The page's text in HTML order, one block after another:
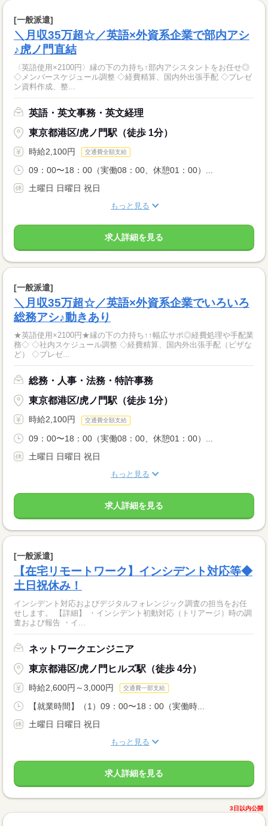
[一般派遣]
＼月収35万超☆／英語×外資系企業で部内アシ
♪虎ノ門直結
〈英語使用×2100円〉縁の下の力持ち↑部内アシスタントをお任せ◎
◇メンバースケジュール調整 ◇経費精算、国内外出張手配 ◇プレゼ
ン資料作成、整...
英語・英文事務・英文経理
東京都港区/虎ノ門駅（徒歩 1分）
時給2,100円 交通費全額支給
09：00〜18：00（実働08：00、休憩01：00）...
土曜日 日曜日 祝日
もっと見る
求人詳細を見る
[一般派遣]
＼月収35万超☆／英語×外資系企業でいろいろ
総務アシ♪動きあり
★英語使用×2100円★縁の下の力持ち↑↑幅広サポ◎経費処理や手配業
務◇ ◇社内スケジュール調整 ◇経費精算、国内外出張手配（ビザな
ど） ◇プレゼ...
総務・人事・法務・特許事務
東京都港区/虎ノ門駅（徒歩 1分）
時給2,100円 交通費全額支給
09：00〜18：00（実働08：00、休憩01：00）...
土曜日 日曜日 祝日
もっと見る
求人詳細を見る
[一般派遣]
【在宅リモートワーク】インシデント対応等◆
土日祝休み！
インシデント対応およびデジタルフォレンジック調査の担当をお任
せします。 【詳細】 ・インシデント初動対応（トリアージ）時の調
査および報告 ・イ...
ネットワークエンジニア
東京都港区/虎ノ門ヒルズ駅（徒歩 4分）
時給2,600円～3,000円 交通費一部支給
【就業時間】（1）09：00〜18：00（実働時...
土曜日 日曜日 祝日
もっと見る
求人詳細を見る
3日以内公開